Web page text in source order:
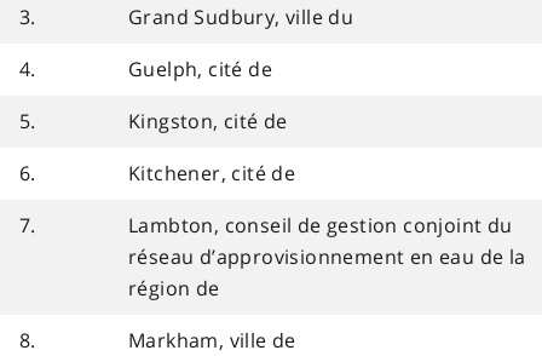
3.
Grand Sudbury, ville du
4.
Guelph, cité de
5.
Kingston, cité de
6.
Kitchener, cité de
7.
Lambton, conseil de gestion conjoint du
réseau d’approvisionnement en eau de la
région de
8.
Markham, ville de